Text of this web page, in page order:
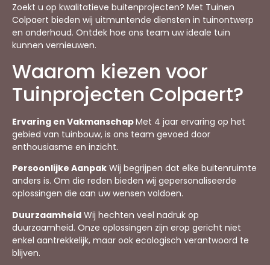
Zoekt u op kwalitatieve buitenprojecten? Met Tuinen
Colpaert bieden wij uitmuntende diensten in tuinontwerp
en onderhoud. Ontdek hoe ons team uw ideale tuin
kunnen vernieuwen.
Waarom kiezen voor
Tuinprojecten Colpaert?
Ervaring en VakmanschapMet 4 jaar ervaring op het
gebied van tuinbouw, is ons team gevoed door
enthousiasme en inzicht.
Persoonlijke Aanpak Wij begrijpen dat elke buitenruimte
anders is. Om die reden bieden wij gepersonaliseerde
oplossingen die aan uw wensen voldoen.
Duurzaamheid Wij hechten veel nadruk op
duurzaamheid. Onze oplossingen zijn erop gericht niet
enkel aantrekkelijk, maar ook ecologisch verantwoord te
blijven.